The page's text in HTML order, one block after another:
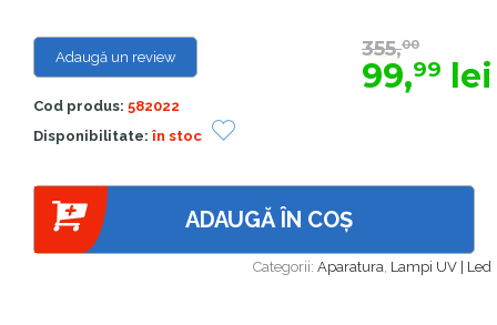
Categorii: Aparatura, Lampi UV | Led
Adaugă un review
Cod produs:582022
Disponibilitate: în stoc
355,00
99,99 lei
ADAUGĂ ÎN COȘ